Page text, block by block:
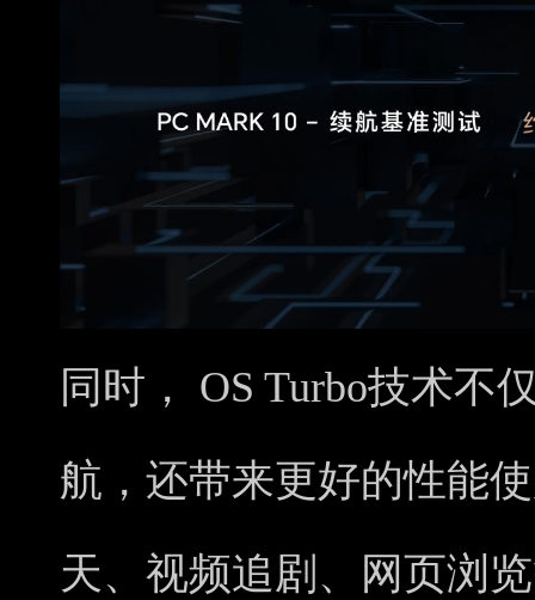
同时， OS Turbo技术不
航，还带来更好的性能
天、视频追剧、网页浏